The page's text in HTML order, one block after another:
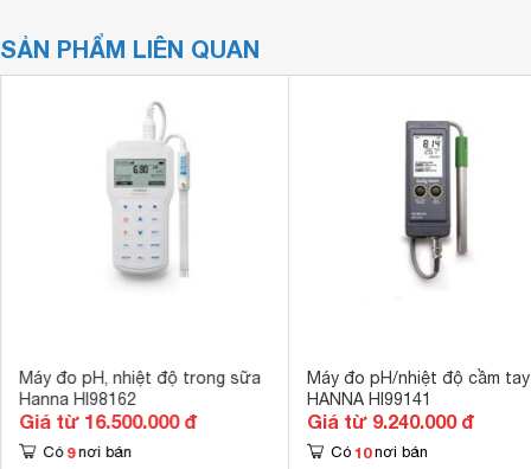
SẢN PHẨM LIÊN QUAN
Máy đo pH, nhiệt độ trong sữa
Hanna HI98162
Giá từ 16.500.000 đ
Có 9 nơi bán
Máy đo pH/nhiệt độ cầm tay
HANNA HI99141
Giá từ 9.240.000 đ
Có 10 nơi bán